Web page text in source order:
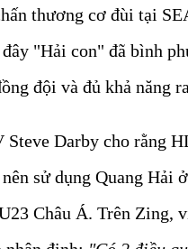
thương cơ đùi tại
"Hải con" đã bình
đội và đủ khả năng
Steve Darby cho rằng
sử dụng Quang Hải
Châu Á. Trên Zing,